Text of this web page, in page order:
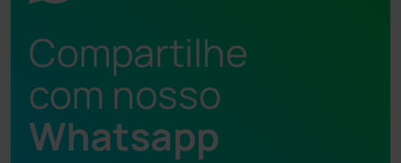
Compartilhe
com nosso
Whatsapp